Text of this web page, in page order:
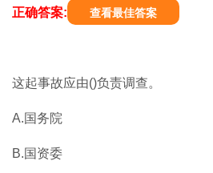
正确答案: 查看最佳答案
这起事故应由()负责调查。
A.国务院
B.国资委